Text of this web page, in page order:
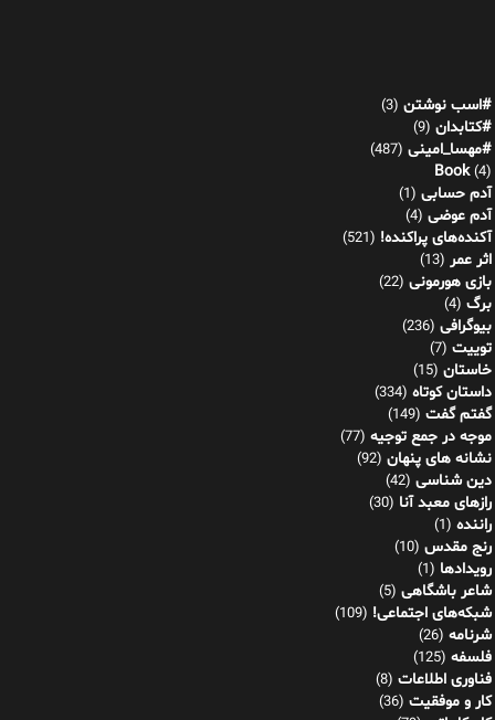
#اسب نوشتن (3)
#کتابدان (9)
#مهسا_امینی (487)
Book(4)
آدم حسابی (1)
آدم عوضی (4)
آکنده‌های پراکنده! (521)
اثر عمر (13)
بازی هورمونی (22)
برگ (4)
بیوگرافی (236)
توییت (7)
خاستان (15)
داستان کوتاه (334)
گفتم گفت (149)
موجه در جمع توجیه (77)
نشانه های پنهان (92)
دین شناسی (42)
رازهای معبد آنا (30)
راننده (1)
رنج مقدس (10)
رویدادها (1)
شاعر باشگاهی (5)
شبکه‌های اجتماعی! (109)
شرنامه (26)
فلسفه (125)
فناوری اطلاعات (8)
کار و موفقیت (36)